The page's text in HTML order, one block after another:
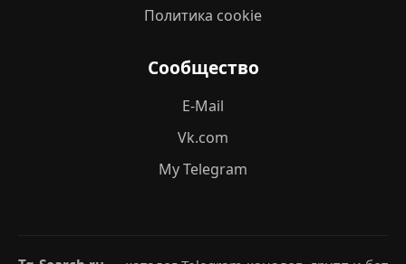
Политика cookie
Сообщество
E-Mail
Vk.com
My Telegram